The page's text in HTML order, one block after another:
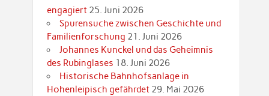
engagiert 25. Juni 2026
Spurensuche zwischen Geschichte und
Familienforschung 21. Juni 2026
Johannes Kunckel und das Geheimnis
des Rubinglases 18. Juni 2026
Historische Bahnhofsanlage in
Hohenleipisch gefährdet 29. Mai 2026